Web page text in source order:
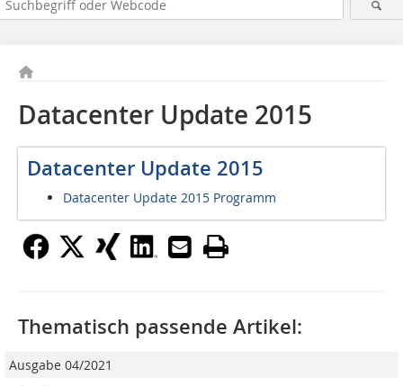
Datacenter Update 2015
Datacenter Update 2015
Datacenter Update 2015 Programm
Thematisch passende Artikel:
Ausgabe 04/2021